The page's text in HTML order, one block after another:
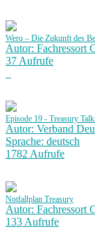
Wero – Die Zukunft des
Autor: Fachressort
37 Aufrufe
Episode 19 - Treasury
Autor: Verband
Sprache: deutsch
1782 Aufrufe
Notfallplan Treasury
Autor: Fachressort
133 Aufrufe